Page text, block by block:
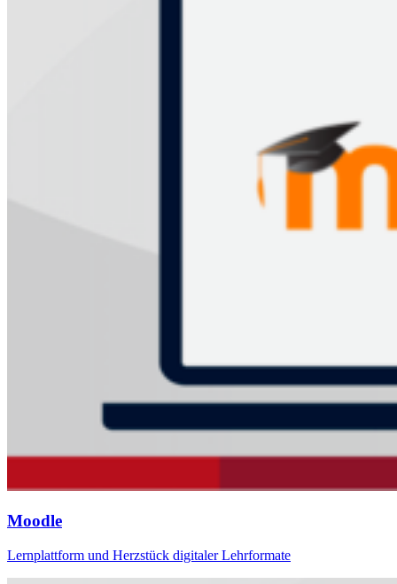
Moodle
Lernplattform und Herzstück digitaler Lehrformate